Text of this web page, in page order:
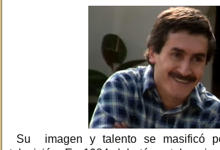
Su imagen y talento se masificó